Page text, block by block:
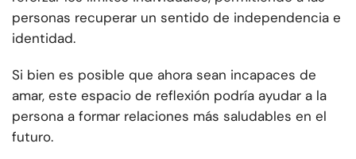
personas recuperar un sentido de independencia e
identidad.
Si bien es posible que ahora sean incapaces de
amar, este espacio de reflexión podría ayudar a la
persona a formar relaciones más saludables en el
futuro.